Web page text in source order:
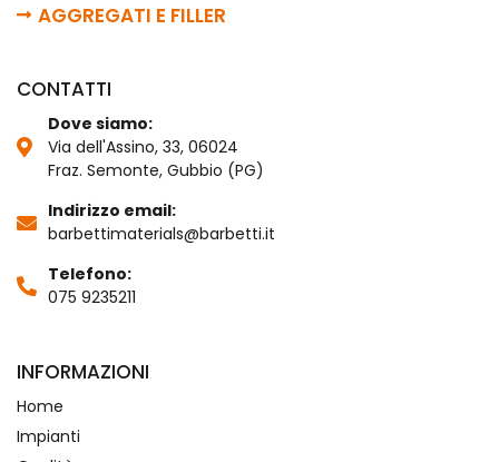
AGGREGATI E FILLER
CONTATTI
Dove siamo:
Via dell'Assino, 33, 06024
Fraz. Semonte, Gubbio (PG)
Indirizzo email:
barbettimaterials@barbetti.it
Telefono:
075 9235211
INFORMAZIONI
Home
Impianti